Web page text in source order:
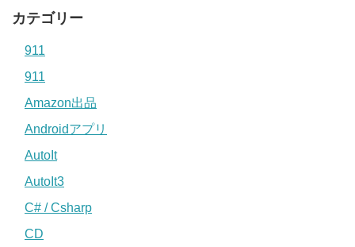
カテゴリー
911
911
Amazon出品
Androidアプリ
AutoIt
AutoIt3
C# / Csharp
CD